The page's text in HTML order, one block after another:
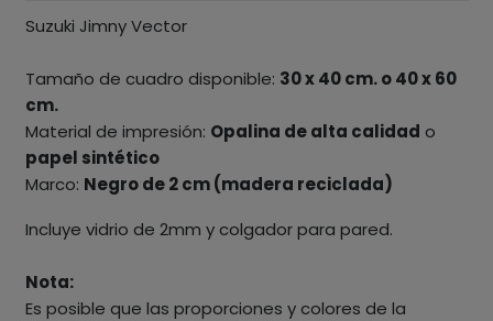
Suzuki Jimny Vector
Tamaño de cuadro disponible: 30 x 40 cm. o 40 x 60
cm.
Material de impresión: Opalina de alta calidad o
papel sintético
Marco: Negro de 2 cm (madera reciclada)
Incluye vidrio de 2mm y colgador para pared.
Nota:
Es posible que las proporciones y colores de la